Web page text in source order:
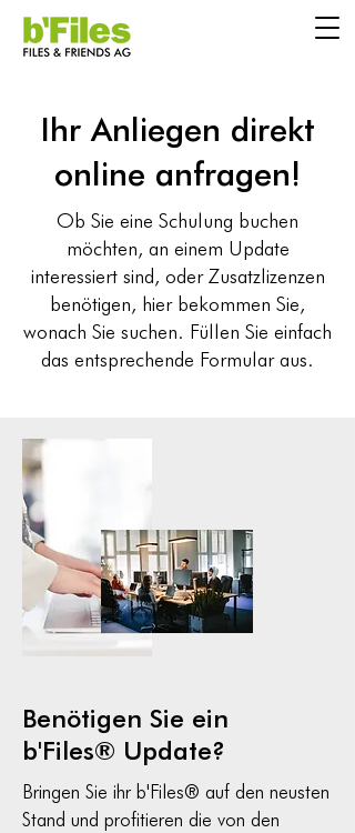
Ihr Anliegen direkt
online anfragen!
Ob Sie eine Schulung buchen
möchten, an einem Update
interessiert sind, oder Zusatzlizenzen
benötigen, hier bekommen Sie,
wonach Sie suchen. Füllen Sie einfach
das entsprechende Formular aus.
Benötigen Sie ein
b'Files® Update?
Bringen Sie ihr b'Files® auf den neusten
Stand und profitieren die von den